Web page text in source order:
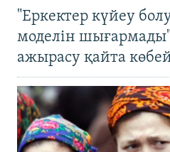
"Еркектер күйеу
моделін
ажырасу қайта